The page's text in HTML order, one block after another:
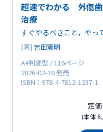
超速でわかる 外傷歯
治療
すぐやるべきこと，やっ
[著] 吉田憲明
A4判変型 / 116ページ
2026-02-10 発売
ISBN：978-4-7812-1237-1
定価
(本体